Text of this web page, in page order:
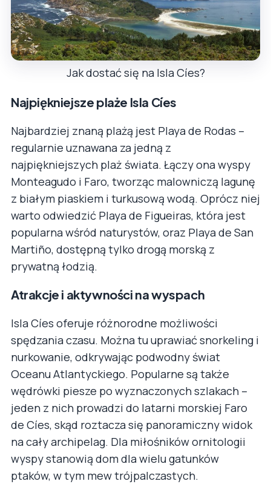
Jak dostać się na Isla Cíes?
Najpiękniejsze plaże Isla Cíes
Najbardziej znaną plażą jest Playa de Rodas –
regularnie uznawana za jedną z
najpiękniejszych plaż świata. Łączy ona wyspy
Monteagudo i Faro, tworząc malowniczą lagunę
z białym piaskiem i turkusową wodą. Oprócz niej
warto odwiedzić Playa de Figueiras, która jest
popularna wśród naturystów, oraz Playa de San
Martiño, dostępną tylko drogą morską z
prywatną łodzią.
Atrakcje i aktywności na wyspach
Isla Cíes oferuje różnorodne możliwości
spędzania czasu. Można tu uprawiać snorkeling i
nurkowanie, odkrywając podwodny świat
Oceanu Atlantyckiego. Popularne są także
wędrówki piesze po wyznaczonych szlakach –
jeden z nich prowadzi do latarni morskiej Faro
de Cíes, skąd roztacza się panoramiczny widok
na cały archipelag. Dla miłośników ornitologii
wyspy stanowią dom dla wielu gatunków
ptaków, w tym mew trójpalczastych.